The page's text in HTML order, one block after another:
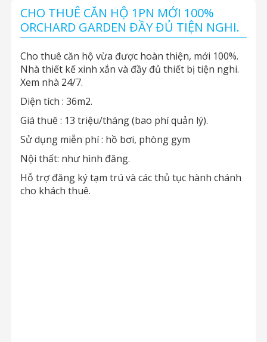
CHO THUÊ CĂN HỘ 1PN MỚI 100%
ORCHARD GARDEN ĐẦY ĐỦ TIỆN NGHI.
Cho thuê căn hộ vừa được hoàn thiện, mới 100%.
Nhà thiết kế xinh xắn và đầy đủ thiết bị tiện nghi.
Xem nhà 24/7.
Diện tích : 36m2.
Giá thuê : 13 triệu/tháng (bao phí quản lý).
Sử dụng miễn phí : hồ bơi, phòng gym
Nội thất: như hình đăng.
Hỗ trợ đăng ký tạm trú và các thủ tục hành chánh
cho khách thuê.